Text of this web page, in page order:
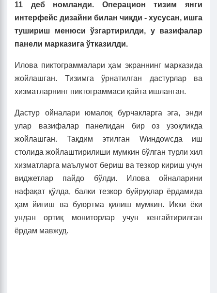
11 деб номланди. Операцион тизим янги
интерфейс дизайни билан чиқди - хусусан, ишга
тушириш менюси ўзгартирилди, у вазифалар
панели марказига ўтказилди.
Илова пиктограммалари ҳам экраннинг марказида
жойлашган. Тизимга ўрнатилган дастурлар ва
хизматларнинг пиктограммаси қайта ишланган.
Дастур ойналари юмалоқ бурчакларга эга, энди
улар вазифалар панелидан бир оз узоқликда
жойлашган. Тақдим этилган Wиндоwсда иш
столида жойлаштирилиши мумкин бўлган турли хил
хизматларга маълумот бериш ва тезкор кириш учун
виджетлар пайдо бўлди. Илова ойналарини
нафақат қўлда, балки тезкор буйруқлар ёрдамида
ҳам йиғиш ва буюртма қилиш мумкин. Икки ёки
ундан ортиқ мониторлар учун кенгайтирилган
ёрдам мавжуд.